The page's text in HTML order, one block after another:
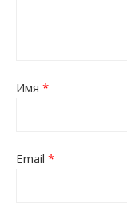
Имя *
Email *